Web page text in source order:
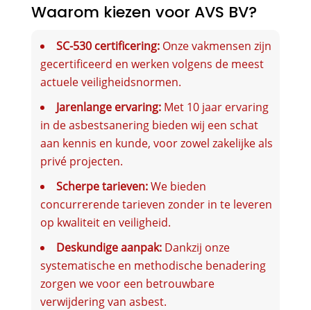
Waarom kiezen voor AVS BV?
SC-530 certificering:Onze vakmensen zijn
gecertificeerd en werken volgens de meest
actuele veiligheidsnormen.
Jarenlange ervaring:Met 10 jaar ervaring
in de asbestsanering bieden wij een schat
aan kennis en kunde, voor zowel zakelijke als
privé projecten.
Scherpe tarieven:We bieden
concurrerende tarieven zonder in te leveren
op kwaliteit en veiligheid.
Deskundige aanpak:Dankzij onze
systematische en methodische benadering
zorgen we voor een betrouwbare
verwijdering van asbest.